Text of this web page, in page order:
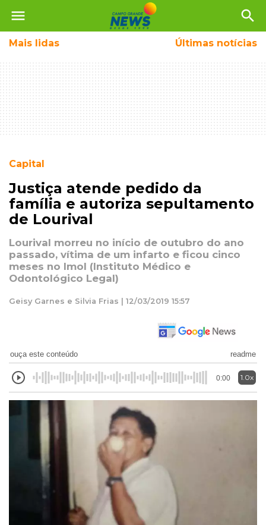
menu search
Mais lidas Últimas notícias
Capital
Justiça atende pedido da
família e autoriza sepultamento
de Lourival
Lourival morreu no início de outubro do ano
passado, vítima de um infarto e ficou cinco
meses no Imol (Instituto Médico e
Odontológico Legal)
Geisy Garnes e Silvia Frias | 12/03/2019 15:57
ouça este conteúdo readme
0:00 1.0x